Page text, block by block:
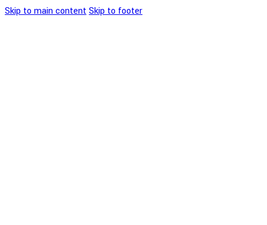
Skip to main content Skip to footer